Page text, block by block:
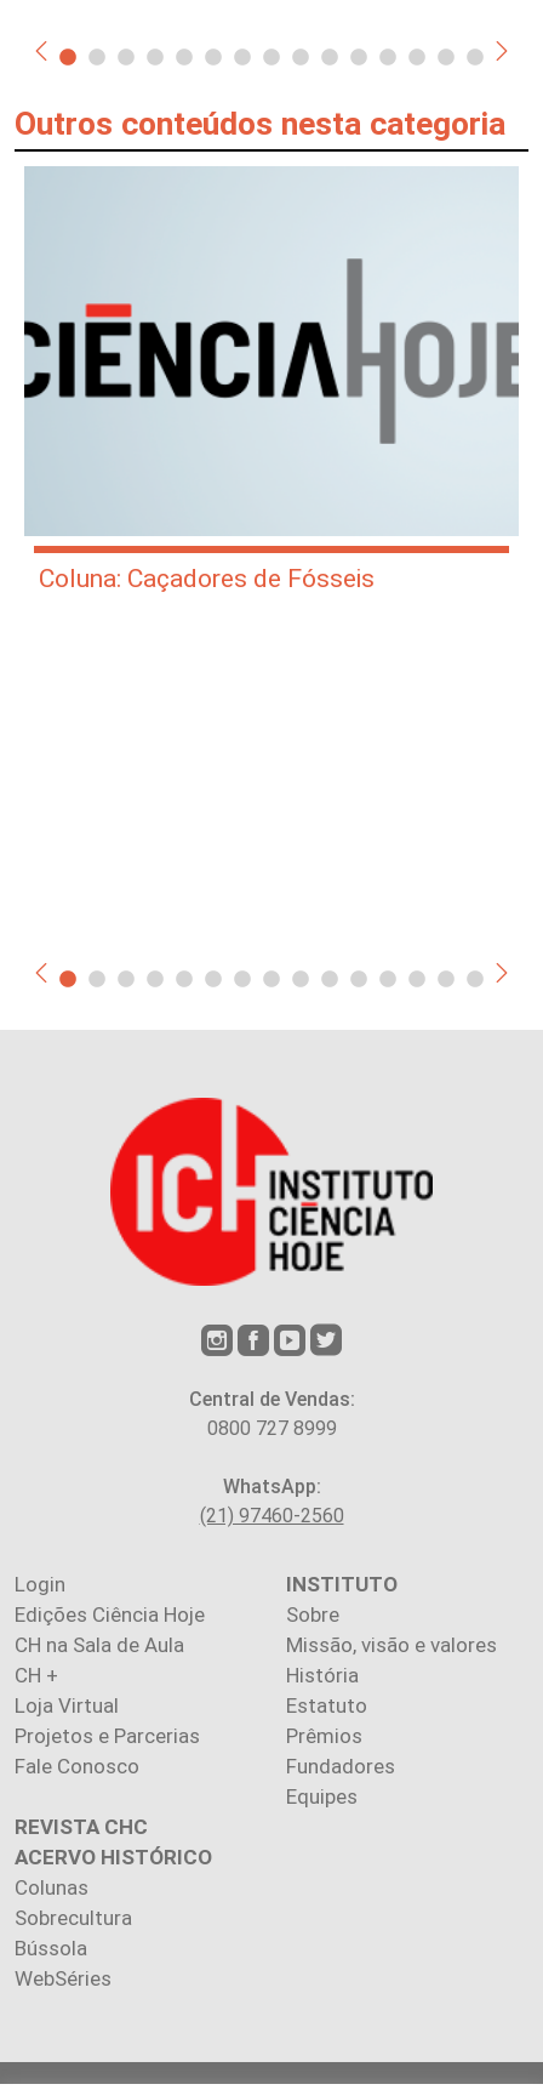
Outros conteúdos nesta categoria
Coluna: Caçadores de Fósseis
Central de Vendas:
0800 727 8999
WhatsApp:
(21) 97460-2560
Login
Edições Ciência Hoje
CH na Sala de Aula
CH +
Loja Virtual
Projetos e Parcerias
Fale Conosco
INSTITUTO
Sobre
Missão, visão e valores
História
Estatuto
Prêmios
Fundadores
Equipes
REVISTA CHC
ACERVO HISTÓRICO
Colunas
Sobrecultura
Bússola
WebSéries